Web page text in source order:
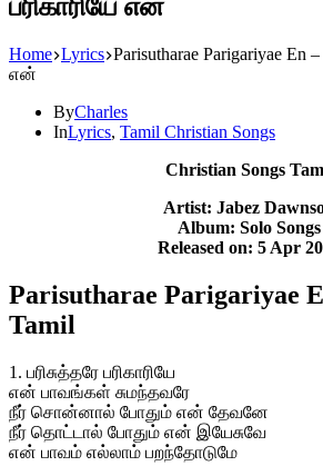
பரிகாரியே என்
Home Lyrics Parisutharae Parigariyae En –
என்
ByCharles
InLyrics, Tamil Christian Songs
Christian Songs
Artist: Jabez
Album: Solo Songs
Released on: 5 Apr
Parisutharae Parigariyae
Tamil
1. பரிசுத்தரே பரிகாரியே
என் பாவங்கள் சுமந்தவரே
நீர் சொன்னால் போதும் என் தேவனே
நீர் தொட்டால் போதும் என் இயேசுவே
என் பாவம் எல்லாம் பறந்தோடுமே